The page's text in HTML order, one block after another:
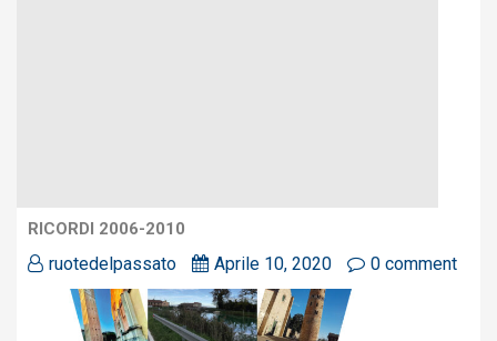
RICORDI 2006-2010
ruotedelpassato Aprile 10, 2020 0 comment